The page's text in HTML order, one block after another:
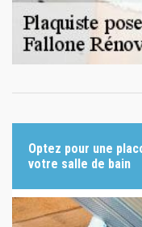
Optez pour une
votre salle de bain